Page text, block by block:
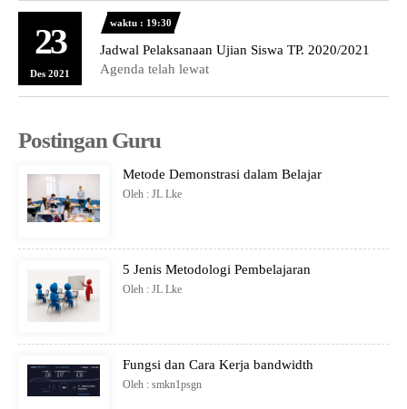
23
Des 2021
waktu : 19:30
Jadwal Pelaksanaan Ujian Siswa TP. 2020/2021
Agenda telah lewat
Postingan Guru
Metode Demonstrasi dalam Belajar
Oleh : JL Lke
5 Jenis Metodologi Pembelajaran
Oleh : JL Lke
Fungsi dan Cara Kerja bandwidth
Oleh : smkn1psgn